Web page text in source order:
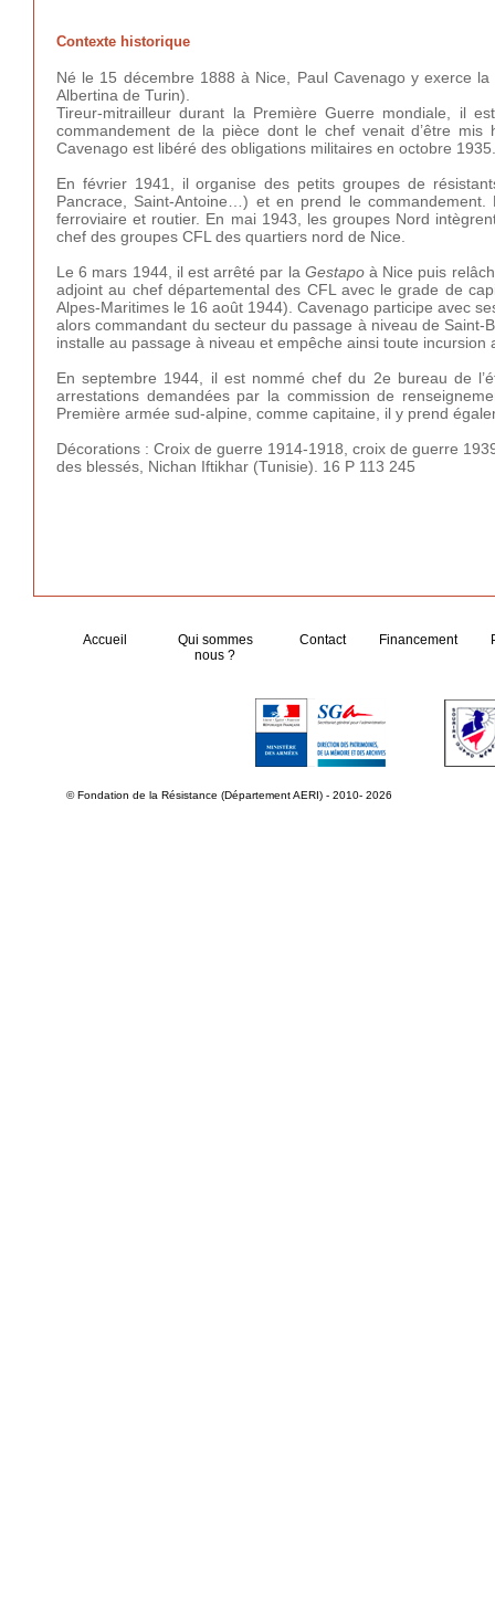
Contexte historique
Né le 15 décembre 1888 à Nice, Paul Cavenago y exerce
Albertina de Turin).
Tireur-mitrailleur durant la Première Guerre mondiale, il
commandement de la pièce dont le chef venait d’être
Cavenago est libéré des obligations militaires en octobre 1935.
En février 1941, il organise des petits groupes de
Pancrace, Saint-Antoine…) et en prend le
ferroviaire et routier. En mai 1943, les groupes Nord
chef des groupes CFL des quartiers nord de Nice.
Le 6 mars 1944, il est arrêté par la Gestapoà Nice puis
adjoint au chef départemental des CFL avec le grade de
Alpes-Maritimes le 16 août 1944). Cavenago participe avec
alors commandant du secteur du passage à niveau de Saint-
installe au passage à niveau et empêche ainsi toute
En septembre 1944, il est nommé chef du 2e bureau de
arrestations demandées par la commission de
Première armée sud-alpine, comme capitaine, il y prend
Décorations : Croix de guerre 1914-1918, croix de guerre
des blessés, Nichan Iftikhar (Tunisie). 16 P 113 245
Accueil
Qui sommes
nous ?
Contact Financement
© Fondation de la Résistance (Département AERI) - 2010- 2026